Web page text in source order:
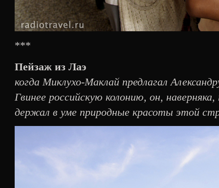
***
Пейзаж из Лаэ
когда Миклухо-Маклай предлагал
Гвинее российскую колонию, он,
держал в уме природные красоты этой